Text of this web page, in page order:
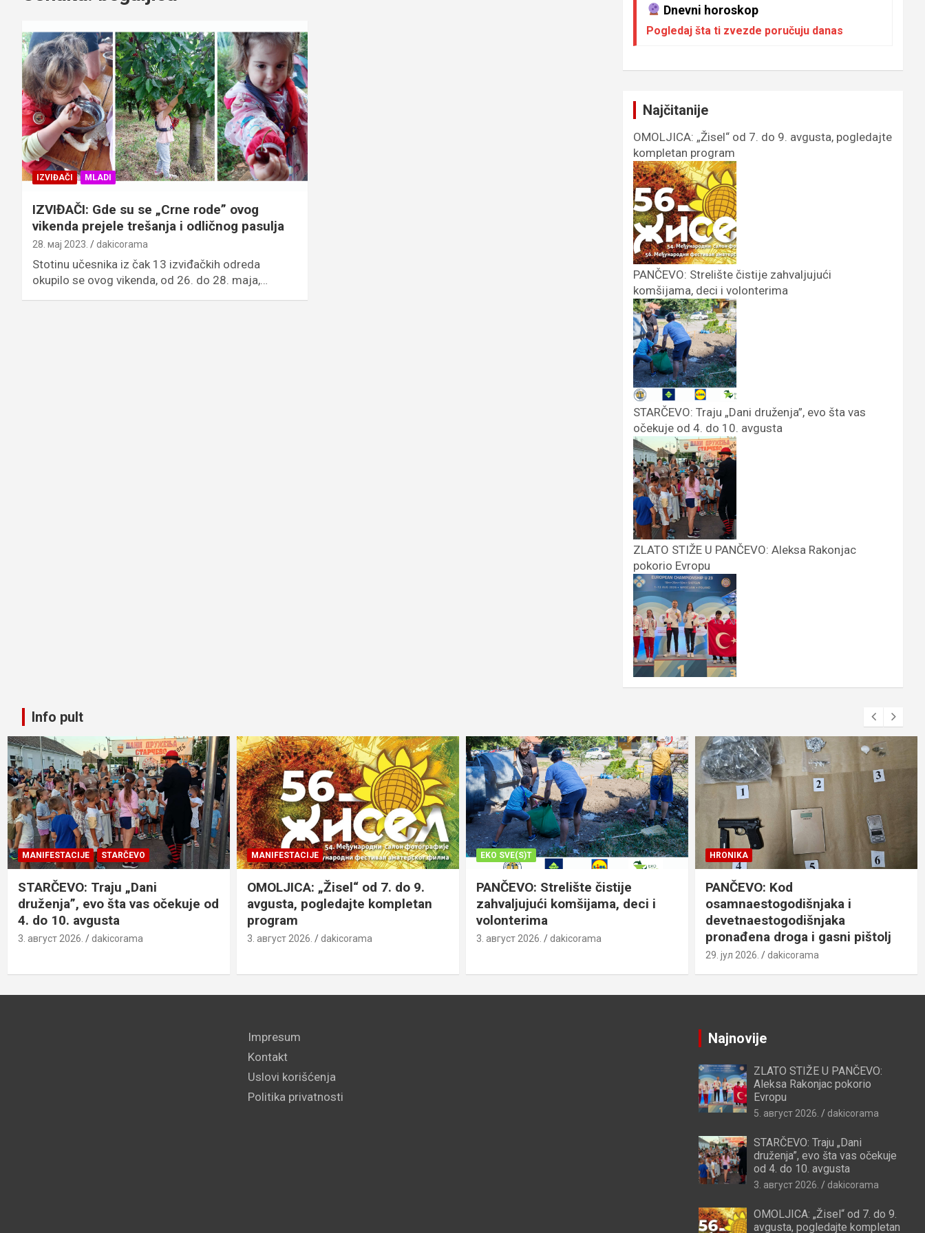
IZVIĐAČI MLADI
IZVIĐAČI: Gde su se „Crne rode” ovog
vikenda prejele trešanja i odličnog pasulja
28. мај 2023. dakicorama
Stotinu učesnika iz čak 13 izviđačkih odreda
okupilo se ovog vikenda, od 26. do 28. maja,…
Dnevni horoskop
Pogledaj šta ti zvezde poručuju danas
Najčitanije
OMOLJICA: „Žisel“ od 7. do 9. avgusta, pogledajte
kompletan program
PANČEVO: Strelište čistije zahvaljujući
komšijama, deci i volonterima
STARČEVO: Traju „Dani druženja”, evo šta vas
očekuje od 4. do 10. avgusta
ZLATO STIŽE U PANČEVO: Aleksa Rakonjac
pokorio Evropu
Info pult
MANIFESTACIJE STARČEVO
STARČEVO: Traju „Dani
druženja”, evo šta vas očekuje od
4. do 10. avgusta
3. август 2026. dakicorama
MANIFESTACIJE
OMOLJICA: „Žisel“ od 7. do 9.
avgusta, pogledajte kompletan
program
3. август 2026. dakicorama
EKO SVE(S)T
PANČEVO: Strelište čistije
zahvaljujući komšijama, deci i
volonterima
3. август 2026. dakicorama
HRONIKA
PANČEVO: Kod
osamnaestogodišnjaka i
devetnaestogodišnjaka
pronađena droga i gasni pištolj
29. јул 2026. dakicorama
Impresum
Kontakt
Uslovi korišćenja
Politika privatnosti
Najnovije
ZLATO STIŽE U PANČEVO:
Aleksa Rakonjac pokorio
Evropu
5. август 2026. dakicorama
STARČEVO: Traju „Dani
druženja”, evo šta vas očekuje
od 4. do 10. avgusta
3. август 2026. dakicorama
OMOLJICA: „Žisel“ od 7. do 9.
avgusta, pogledajte kompletan